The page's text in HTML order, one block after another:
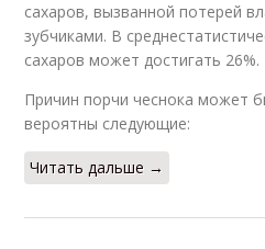
сахаров, вызванной потерей
зубчиками. В
сахаров может достигать 26%.
Причин порчи чеснока может
вероятны следующие:
Читать дальше →